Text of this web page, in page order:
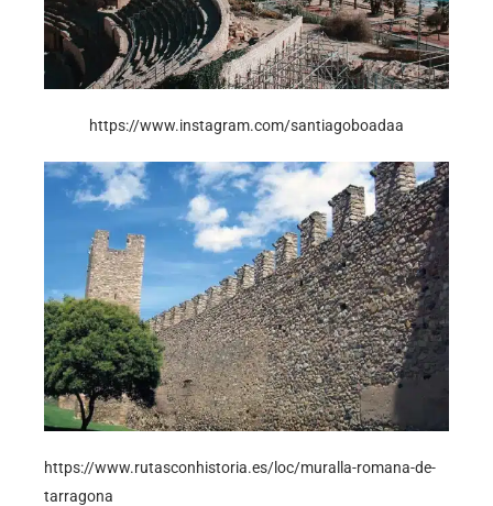
https://www.instagram.com/santiagoboadaa
https://www.rutasconhistoria.es/loc/muralla-romana-de-
tarragona